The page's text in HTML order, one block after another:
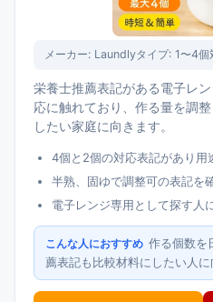
メーカー: Laundlyタイプ: 1〜4個
栄養士推薦表記がある電子レ
応に触れており、作る量を調
したい家庭に向きます。
4個と2個の対応表記があり用
半熟、固ゆで調整可の表記を
電子レンジ専用として探す人
こんな人におすすめ 作る個数を
薦表記も比較材料にしたい人に